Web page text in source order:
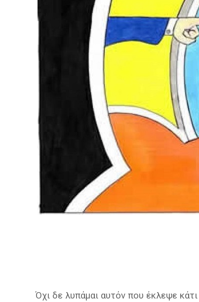
Όχι δε λυπάμαι αυτόν που έκλεψε